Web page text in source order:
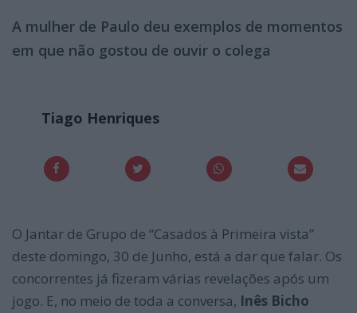
A mulher de Paulo deu exemplos de momentos
em que não gostou de ouvir o colega
Tiago Henriques
O Jantar de Grupo de “Casados à Primeira vista”
deste domingo, 30 de Junho, está a dar que falar. Os
concorrentes já fizeram várias revelações após um
jogo. E, no meio de toda a conversa, Inês Bicho